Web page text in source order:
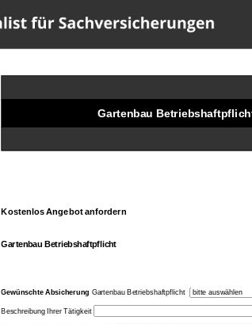
Gartenbau
Kostenlos Angebot anfordern
Gartenbau Betriebshaftpflicht
Gewünschte Absicherung Gartenbau Betriebshaftpflicht
Beschreibung Ihrer Tätigkeit